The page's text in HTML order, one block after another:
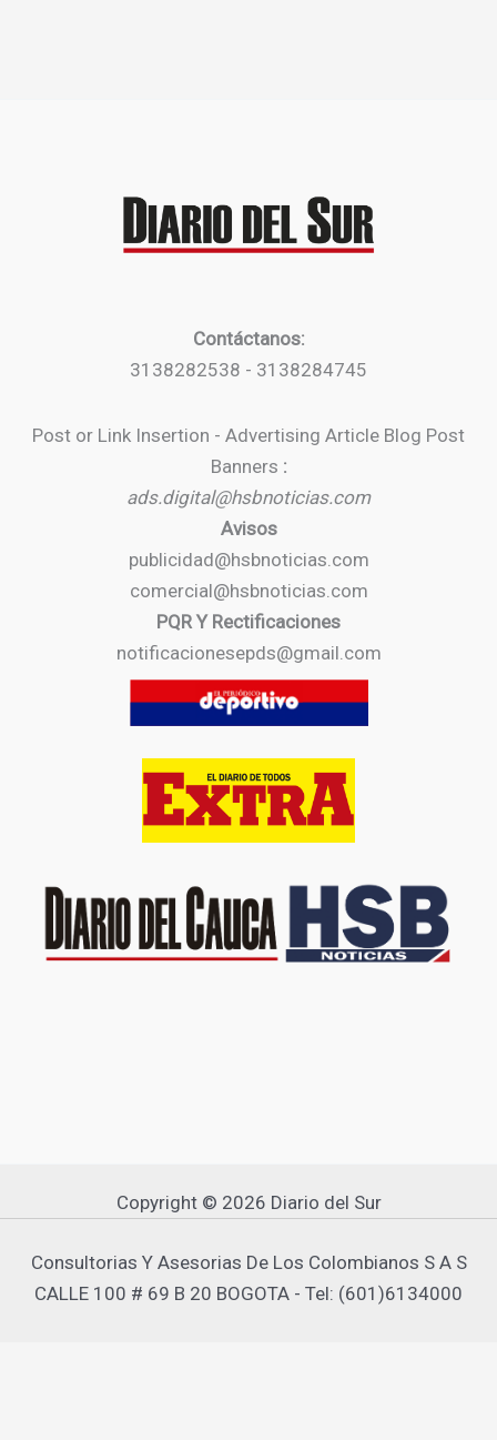
Contáctanos:
3138282538 - 3138284745
Post or Link Insertion - Advertising Article Blog Post
Banners :
ads.digital@hsbnoticias.com
Avisos
publicidad@hsbnoticias.com
comercial@hsbnoticias.com
PQR Y Rectificaciones
notificacionesepds@gmail.com
Copyright © 2026 Diario del Sur
Consultorias Y Asesorias De Los Colombianos S A S
CALLE 100 # 69 B 20 BOGOTA - Tel: (601)6134000